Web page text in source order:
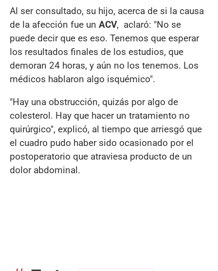
Al ser consultado, su hijo, acerca de si la causa
de la afección fue un ACV, aclaró: "No se
puede decir que es eso. Tenemos que esperar
los resultados finales de los estudios, que
demoran 24 horas, y aún no los tenemos. Los
médicos hablaron algo isquémico".
"Hay una obstrucción, quizás por algo de
colesterol. Hay que hacer un tratamiento no
quirúrgico", explicó, al tiempo que arriesgó que
el cuadro pudo haber sido ocasionado por el
postoperatorio que atraviesa producto de un
dolor abdominal.